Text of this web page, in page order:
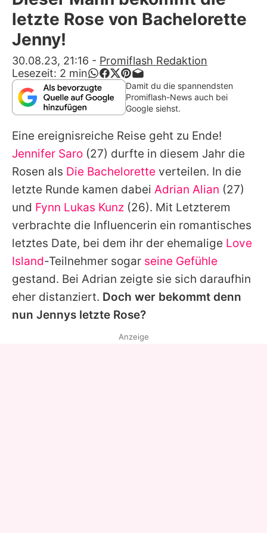
Alle Themen auf Promiflash
App runterladen
Team
Redaktionelle Richtlinien
Impressum
Datenschutzerklärung
Nutzungsbedingungen
Utiq verwalten
letzte Rose von Bachelorette
Jenny!
30.08.23, 21:16 - Promiflash Redaktion
Lesezeit: 2 min
Damit du die spannendsten
Promiflash-News auch bei
Google siehst.
Eine ereignisreiche Reise geht zu Ende!
Jennifer Saro (27) durfte in diesem Jahr die
Rosen als Die Bachelorette verteilen. In die
letzte Runde kamen dabei Adrian Alian (27)
und Fynn Lukas Kunz (26). Mit Letzterem
verbrachte die Influencerin ein romantisches
letztes Date, bei dem ihr der ehemalige Love
Island-Teilnehmer sogar seine Gefühle
gestand. Bei Adrian zeigte sie sich daraufhin
eher distanziert. Doch wer bekommt denn
nun Jennys letzte Rose?
Anzeige